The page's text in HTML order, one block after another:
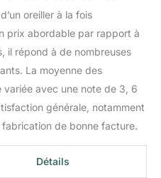
dispose de
soignées pour
une connexion plus
aux coutures
une meilleure
et maintenir
les plumes les
fines. Cet oreiller
utilisation facile.
oreiller à la fois
prix abordable par rapport à
il répond à de nombreuses
La moyenne des
avec une note de 3, 6
générale, notamment
de bonne facture.
Détails